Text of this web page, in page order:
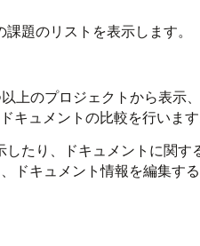
題のリストを表示します。
上のプロジェクトから表示
キュメントの比較を行います
たり、ドキュメントに関
ドキュメント情報を編集する